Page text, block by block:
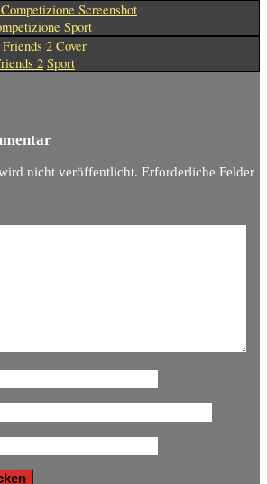
Sport
2 Sport
nicht veröffentlicht. Erforderliche Felder